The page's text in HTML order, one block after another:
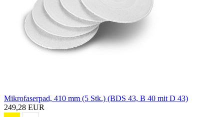
Mikrofaserpad, 410 mm (5 Stk.) (BDS 43, B 40 mit D 43)
249,28 EUR